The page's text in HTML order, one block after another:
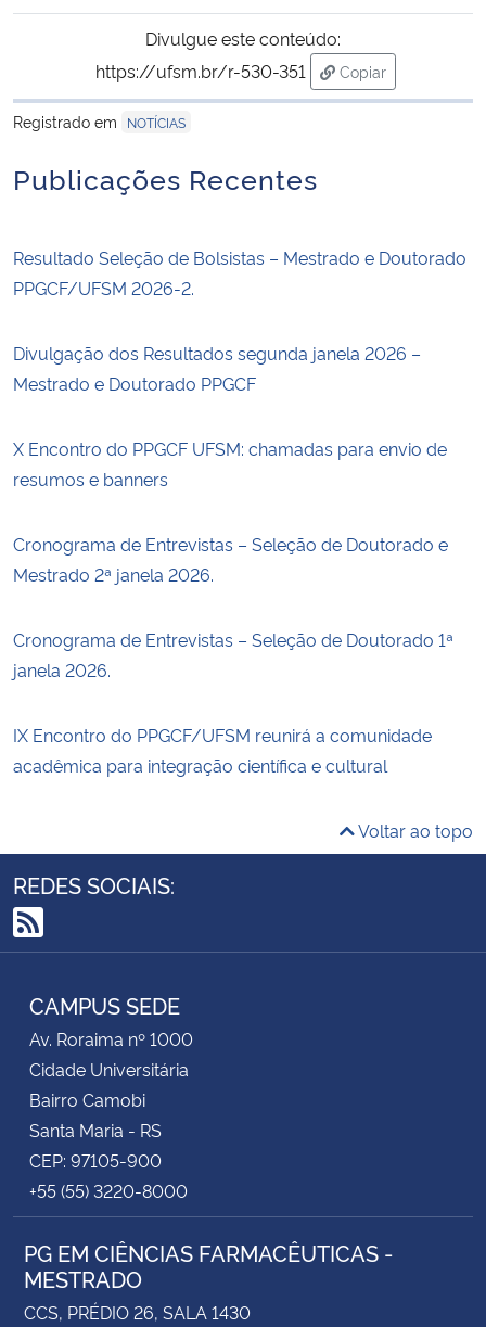
Divulgue este conteúdo:
https://ufsm.br/r-530-351
Copiar
para área de
Registrado em
NOTÍCIAS
Publicações Recentes
Resultado Seleção de Bolsistas – Mestrado e Doutorado
PPGCF/UFSM 2026-2.
Divulgação dos Resultados segunda janela 2026 –
Mestrado e Doutorado PPGCF
X Encontro do PPGCF UFSM: chamadas para envio de
resumos e banners
Cronograma de Entrevistas – Seleção de Doutorado e
Mestrado 2ª janela 2026.
Cronograma de Entrevistas – Seleção de Doutorado 1ª
janela 2026.
IX Encontro do PPGCF/UFSM reunirá a comunidade
acadêmica para integração científica e cultural
Voltar ao topo
REDES SOCIAIS:
RSS
CAMPUS SEDE
Av. Roraima nº 1000
Cidade Universitária
Bairro Camobi
Santa Maria - RS
CEP: 97105-900
+55 (55) 3220-8000
PG EM CIÊNCIAS FARMACÊUTICAS -
MESTRADO
CCS, PRÉDIO 26, SALA 1430